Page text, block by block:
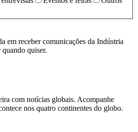
em receber comunicações da Indústria
quiser.
com notícias globais. Acompanhe
nos quatro continentes do globo.